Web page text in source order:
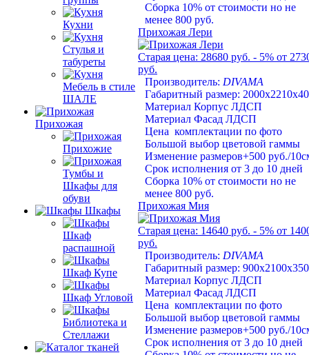
Кухни
Стулья и
табуреты
Мебель в стиле
ШАЛЕ
Прихожая
Прихожие
Тумбы и
Шкафы для
обуви
Шкафы
Шкаф
распашной
Шкаф Купе
Шкаф Угловой
Библиотека и
Стеллажи
Сборка 10% от стоимости но не
менее 800 руб.
Прихожая Лери
Старая цена: 28680 руб. - 5% от
руб.
Производитель: DIVAMA
Габаритный размер:
Материал Корпус ЛДСП
Материал Фасад ЛДСП
Цена комплектации по фото
Большой выбор цветовой гаммы
Изменение размеров+500 руб./
Срок исполнения от 3 до 10 дней
Сборка 10% от стоимости но не
менее 800 руб.
Прихожая Мия
Старая цена: 14640 руб. - 5% от
руб.
Производитель: DIVAMA
Габаритный размер: 900х2100х350
Материал Корпус ЛДСП
Материал Фасад ЛДСП
Цена комплектации по фото
Большой выбор цветовой гаммы
Изменение размеров+500 руб./
Срок исполнения от 3 до 10 дней